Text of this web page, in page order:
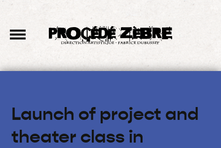
Launch of project and
theater class in